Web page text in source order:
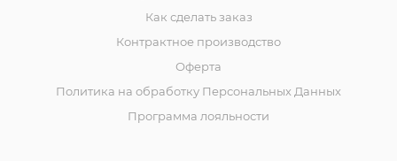
Как сделать заказ
Контрактное производство
Оферта
Политика на обработку Персональных Данных
Программа лояльности